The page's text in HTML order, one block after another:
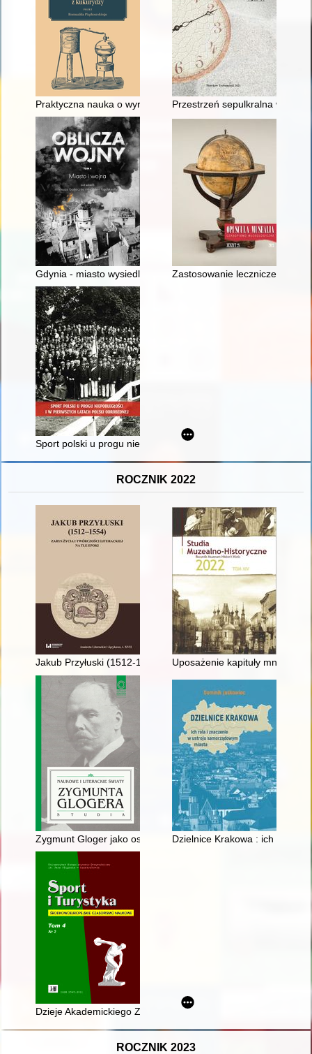
Praktyczna nauka o wyrabianiu wódki z kukurydzy to jest: jak
Przestrzeń sepulkralna w
Gdynia - miasto wysiedlone (1939-1942)Zastosowanie lecznicze i
Sport polski u progu niepodległości i w pierwszych latach
ROCZNIK 2022
Jakub Przyłuski (1512-1554) : zarys życia i twórczości
Uposażenie kapituły mniejszej
Zygmunt Gloger jako osobowość twórcza : wytyczanie dróg
Dzielnice Krakowa : ich rola i
Dzieje Akademickiego Związku Sportowego w Poznaniu
ROCZNIK 2023